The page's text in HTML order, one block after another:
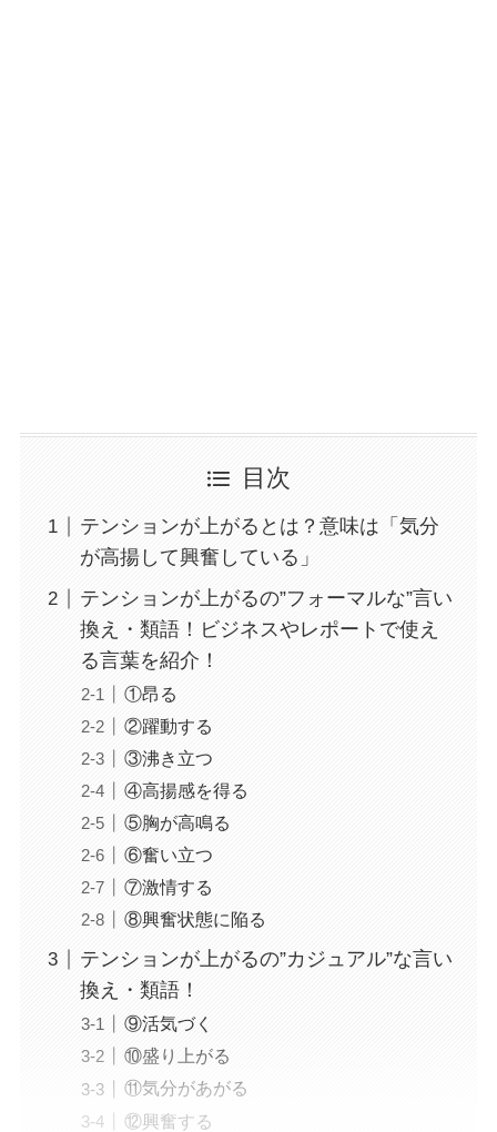
目次
テンションが上がるとは？意味は「気分
が高揚して興奮している」
テンションが上がるの”フォーマルな”言い
換え・類語！ビジネスやレポートで使え
る言葉を紹介！
①昂る
②躍動する
③沸き立つ
④高揚感を得る
⑤胸が高鳴る
⑥奮い立つ
⑦激情する
⑧興奮状態に陥る
テンションが上がるの”カジュアル”な言い
換え・類語！
⑨活気づく
⑩盛り上がる
⑪気分があがる
⑫興奮する